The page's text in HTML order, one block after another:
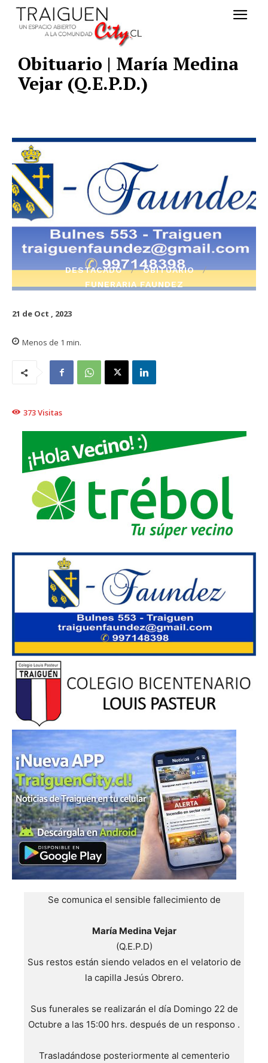
Obituario | María Medina
Vejar (Q.E.P.D.)
DESTACADO
OBITUARIO
FUNERARIA FAUNDEZ
21 de Oct , 2023
Menos de 1 min.
373Visitas
Se comunica el sensible fallecimiento de
María Medina Vejar
(Q.E.P.D)
Sus restos están siendo velados en el velatorio de
la capilla Jesús Obrero.
Sus funerales se realizarán el día Domingo 22 de
Octubre a las 15:00 hrs. después de un responso .
Trasladándose posteriormente al cementerio